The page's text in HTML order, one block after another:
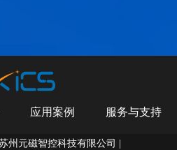
应用案例 服务与支持
州元磁智控科技有限公司 |